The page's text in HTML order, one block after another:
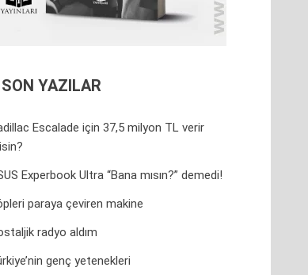
SON YAZILAR
Escalade için 37,5 milyon TL verir
Experbook Ultra “Bana mısın?” demedi!
paraya çeviren makine
radyo aldım
genç yetenekleri